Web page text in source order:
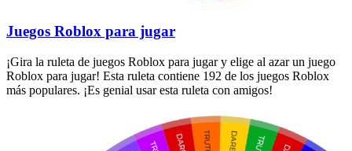
Juegos Roblox para jugar
¡Gira la ruleta de juegos Roblox para jugar y elige al azar un juego
Roblox para jugar! Esta ruleta contiene 192 de los juegos Roblox
más populares. ¡Es genial usar esta ruleta con amigos!